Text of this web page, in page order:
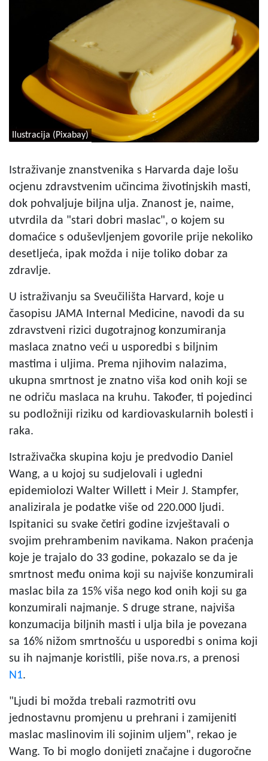
Ilustracija (Pixabay)
Istraživanje znanstvenika s Harvarda daje lošu
ocjenu zdravstvenim učincima životinjskih masti,
dok pohvaljuje biljna ulja. Znanost je, naime,
utvrdila da "stari dobri maslac", o kojem su
domaćice s oduševljenjem govorile prije nekoliko
desetljeća, ipak možda i nije toliko dobar za
zdravlje.
U istraživanju sa Sveučilišta Harvard, koje u
časopisu JAMA Internal Medicine, navodi da su
zdravstveni rizici dugotrajnog konzumiranja
maslaca znatno veći u usporedbi s biljnim
mastima i uljima. Prema njihovim nalazima,
ukupna smrtnost je znatno viša kod onih koji se
ne odriču maslaca na kruhu. Također, ti pojedinci
su podložniji riziku od kardiovaskularnih bolesti i
raka.
Istraživačka skupina koju je predvodio Daniel
Wang, a u kojoj su sudjelovali i ugledni
epidemiolozi Walter Willett i Meir J. Stampfer,
analizirala je podatke više od 220.000 ljudi.
Ispitanici su svake četiri godine izvještavali o
svojim prehrambenim navikama. Nakon praćenja
koje je trajalo do 33 godine, pokazalo se da je
smrtnost među onima koji su najviše konzumirali
maslac bila za 15% viša nego kod onih koji su ga
konzumirali najmanje. S druge strane, najviša
konzumacija biljnih masti i ulja bila je povezana
sa 16% nižom smrtnošću u usporedbi s onima koji
su ih najmanje koristili, piše nova.rs, a prenosi
N1.
"Ljudi bi možda trebali razmotriti ovu
jednostavnu promjenu u prehrani i zamijeniti
maslac maslinovim ili sojinim uljem", rekao je
Wang. To bi moglo donijeti značajne i dugoročne